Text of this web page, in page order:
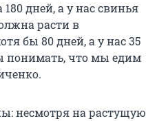
дней, а у нас свинья
расти в
бы 80 дней, а у нас 35
понимать, что мы едим
несмотря на растущую